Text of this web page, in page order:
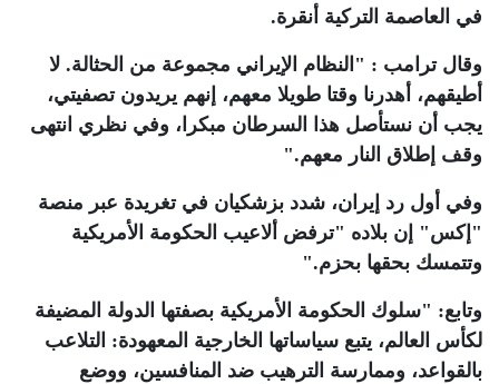
في العاصمة التركية أنقرة.
وقال ترامب : "النظام الإيراني مجموعة من الحثالة. لا
أطيقهم، أهدرنا وقتا طويلا معهم، إنهم يريدون تصفيتي،
يجب أن نستأصل هذا السرطان مبكرا، وفي نظري انتهى
وقف إطلاق النار معهم".
وفي أول رد إيران، شدد بزشكيان في تغريدة عبر منصة
"إكس" إن بلاده "ترفض ألاعيب الحكومة الأمريكية
وتتمسك بحقها بحزم".
وتابع: "سلوك الحكومة الأمريكية بصفتها الدولة المضيفة
لكأس العالم، يتبع سياساتها الخارجية المعهودة: التلاعب
بالقواعد، وممارسة الترهيب ضد المنافسين، ووضع